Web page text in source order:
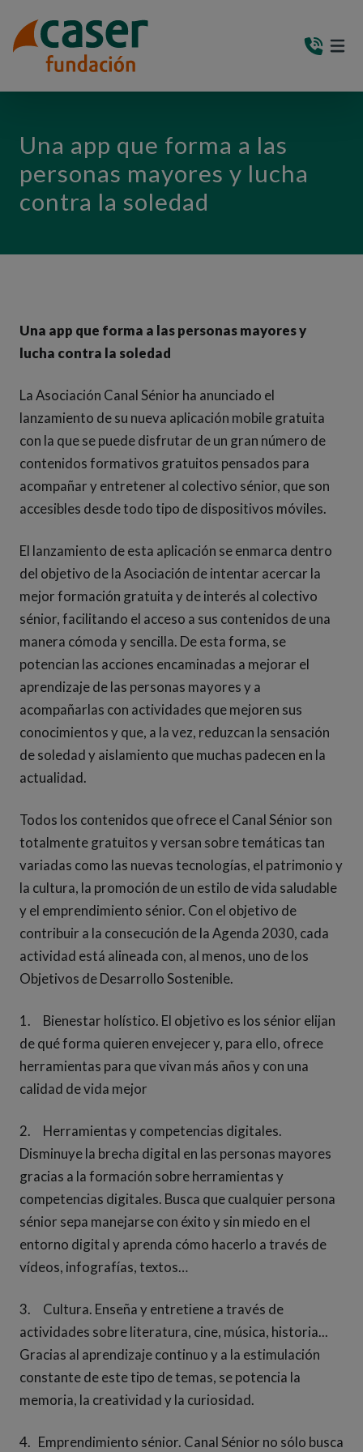
Una app que forma a las
personas mayores y lucha
contra la soledad
Una app que forma a las personas mayores y
lucha contra la soledad
La Asociación Canal Sénior ha anunciado el
lanzamiento de su nueva aplicación mobile gratuita
con la que se puede disfrutar de un gran número de
contenidos formativos gratuitos pensados para
acompañar y entretener al colectivo sénior, que son
accesibles desde todo tipo de dispositivos móviles.
El lanzamiento de esta aplicación se enmarca dentro
del objetivo de la Asociación de intentar acercar la
mejor formación gratuita y de interés al colectivo
sénior, facilitando el acceso a sus contenidos de una
manera cómoda y sencilla. De esta forma, se
potencian las acciones encaminadas a mejorar el
aprendizaje de las personas mayores y a
acompañarlas con actividades que mejoren sus
conocimientos y que, a la vez, reduzcan la sensación
de soledad y aislamiento que muchas padecen en la
actualidad.
Todos los contenidos que ofrece el Canal Sénior son
totalmente gratuitos y versan sobre temáticas tan
variadas como las nuevas tecnologías, el patrimonio y
la cultura, la promoción de un estilo de vida saludable
y el emprendimiento sénior. Con el objetivo de
contribuir a la consecución de la Agenda 2030, cada
actividad está alineada con, al menos, uno de los
Objetivos de Desarrollo Sostenible.
1. Bienestar holístico. El objetivo es los sénior elijan
de qué forma quieren envejecer y, para ello, ofrece
herramientas para que vivan más años y con una
calidad de vida mejor
2. Herramientas y competencias digitales.
Disminuye la brecha digital en las personas mayores
gracias a la formación sobre herramientas y
competencias digitales. Busca que cualquier persona
sénior sepa manejarse con éxito y sin miedo en el
entorno digital y aprenda cómo hacerlo a través de
vídeos, infografías, textos…
3. Cultura. Enseña y entretiene a través de
actividades sobre literatura, cine, música, historia...
Gracias al aprendizaje continuo y a la estimulación
constante de este tipo de temas, se potencia la
memoria, la creatividad y la curiosidad.
4. Emprendimiento sénior. Canal Sénior no sólo busca